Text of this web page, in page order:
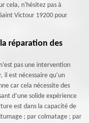
cela, n'hésitez pas à
Victour 19200 pour
réparation des
pas une intervention
il est nécessaire qu’un
car cela nécessite des
d’une solide expérience
est dans la capacité de
; par colmatage ; par